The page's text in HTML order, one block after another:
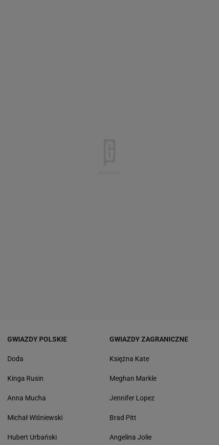
GWIAZDY POLSKIE
Doda
Kinga Rusin
Anna Mucha
Michał Wiśniewski
Hubert Urbański
GWIAZDY ZAGRANICZNE
Księżna Kate
Meghan Markle
Jennifer Lopez
Brad Pitt
Angelina Jolie